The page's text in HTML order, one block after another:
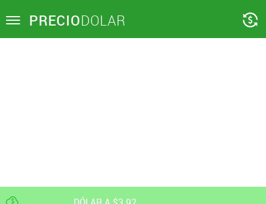
Toggle PRECIODOLAR